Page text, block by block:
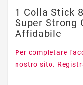
1 Colla Stick
Super Strong
Affidabile
Per completare
nostro sito.